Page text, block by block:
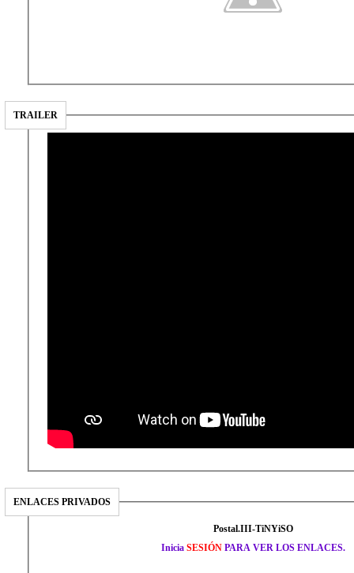
TRAILER
ENLACES PRIVADOS
Postal.III-TiNYiSO
Inicia SESIÓN PARA VER LOS ENLACES.